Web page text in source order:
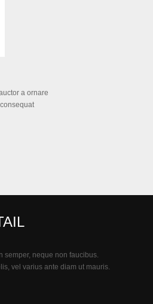
a ornare
semper, neque non faucibus.
vel varius ante diam ut mauris.